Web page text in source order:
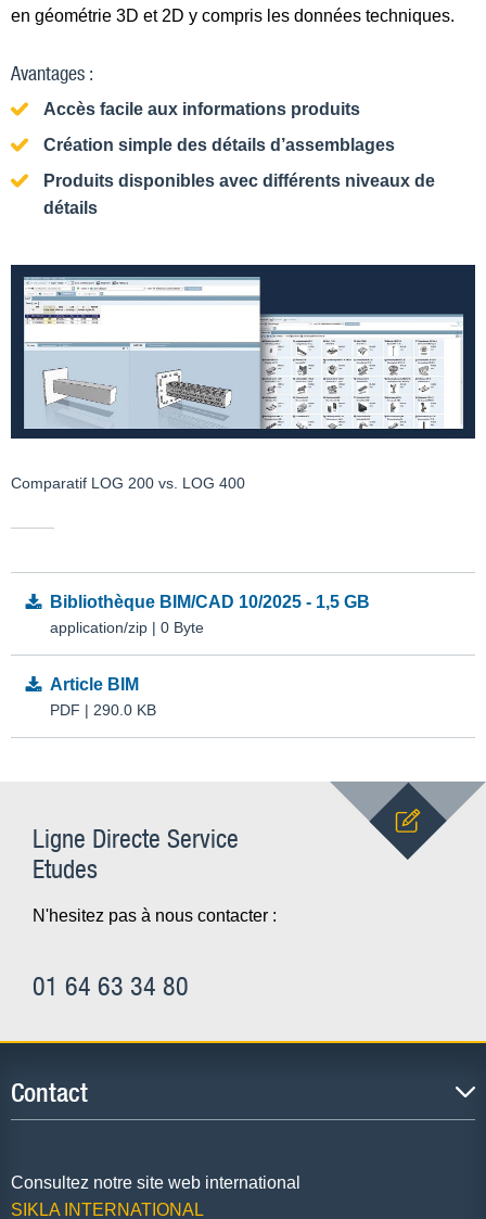
en géométrie 3D et 2D y compris les données techniques.
Avantages :
Accès facile aux informations produits
Création simple des détails d’assemblages
Produits disponibles avec différents niveaux de
détails
Comparatif LOG 200 vs. LOG 400
Bibliothèque BIM/CAD 10/2025 - 1,5 GB
application/zip | 0 Byte
Article BIM
PDF | 290.0 KB
Ligne Directe Service
Etudes
N'hesitez pas à nous contacter :
01 64 63 34 80
Contact
Consultez notre site web international
SIKLA INTERNATIONAL